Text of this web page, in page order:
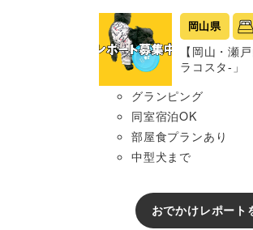
岡山県
【岡山・瀬
ラコスタ-」
グランピング
同室宿泊OK
部屋食プランあり
中型犬まで
おでかけレポート